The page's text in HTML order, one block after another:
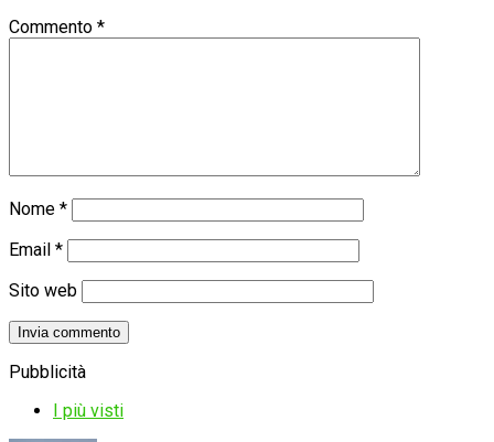
Commento *
Nome *
Email *
Sito web
Pubblicità
I più visti